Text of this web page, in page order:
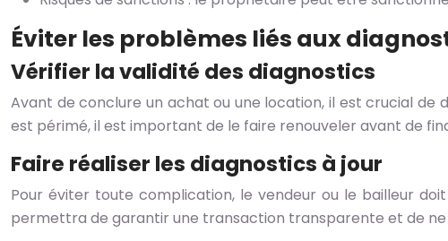
Éviter les problèmes liés aux
Vérifier la validité des diagnostics
Avant de conclure un achat ou une location, il est crucial de
est périmé, il est important de le faire renouveler avant de
Faire réaliser les diagnostics à jour
Pour éviter toute complication, le vendeur ou le bailleur
permettra de garantir une transaction transparente et de